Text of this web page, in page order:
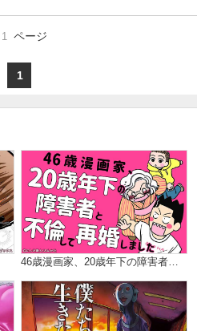
で恋人同士だった私達。
告げられた「別れよう」であっけな
た。
してきて!?
キスを始め、誰もいない教室で押し
1 ページ
1
46歳漫画家、20歳年下の障害者と不倫して再婚しました。（分冊版）